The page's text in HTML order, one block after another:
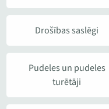
Drošības saslēgi
Pudeles un pudeles
turētāji